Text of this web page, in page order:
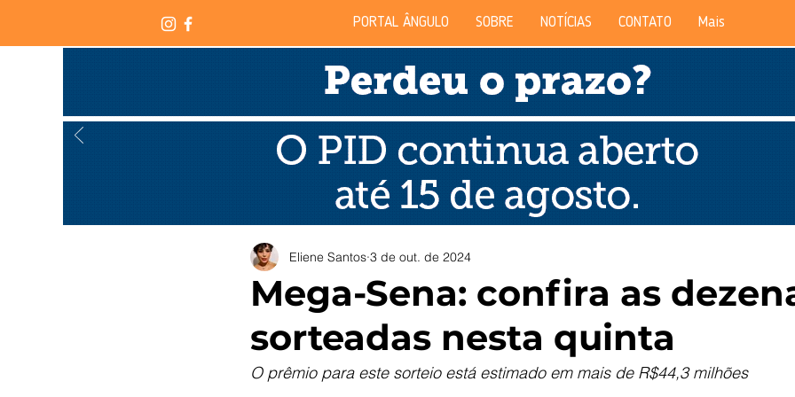
PORTAL ÂNGULO SOBRE NOTÍCIAS CONTATO Mais
Mega-Sena: confira as
sorteadas nesta quinta
Eliene Santos 3 de out. de 2024
O prêmio para este sorteio está estimado em mais de R$44,3 milhões